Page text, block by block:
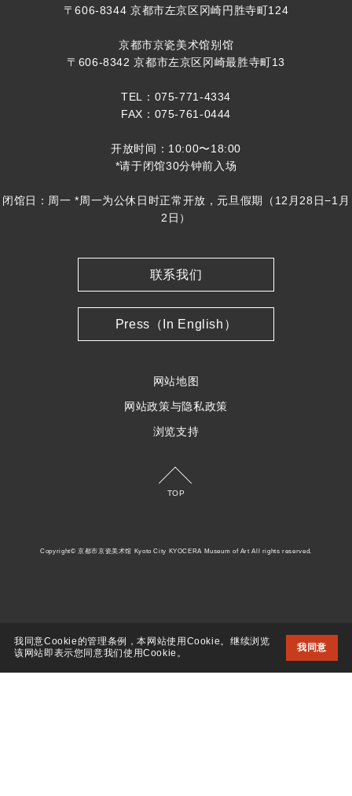
我同意Cookie的管理条例，本网站使用Cookie。继续浏览
该网站即表示您同意我们使用Cookie。
我同意
〒606-8344 京都市左京区冈崎円胜寺町124
京都市京瓷美术馆别馆
〒606-8342 京都市左京区冈崎最胜寺町13
TEL：075-771-4334
FAX：075-761-0444
开放时间：10:00〜18:00
*请于闭馆30分钟前入场
闭馆日：周一 *周一为公休日时正常开放，元旦假期（12月28日−1月
2日）
联系我们
Press（In English）
网站地图
网站政策与隐私政策
浏览支持
TOP
Copyright© 京都市京瓷美术馆 Kyoto City KYOCERA Museum of Art All rights reserved.